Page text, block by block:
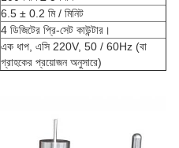
6.5 ± 0.2 মি / মিনিট
4 ডিজিটের প্রি-সেট কাউন্টার।
এক ধাপ, এসি 220V, 50 / 60Hz (বা
গ্রাহকের প্রয়োজন অনুসারে)